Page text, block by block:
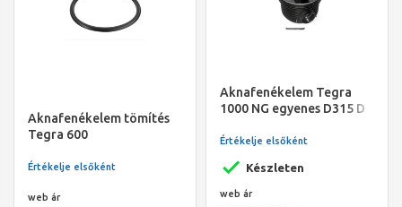
Aknafenékelem tömítés
Tegra 600
Értékelje elsőként
web ár
Aknafenékelem Tegra
1000 NG egyenes D315 D
Készleten
Értékelje elsőként
web ár